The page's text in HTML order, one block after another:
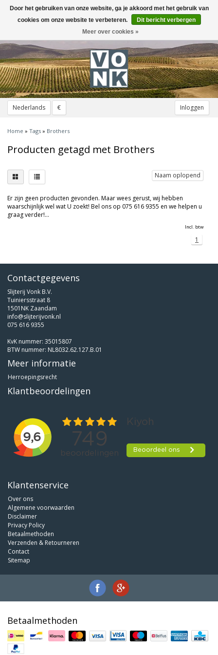
Nederlands € Inloggen
Toggle
navigation
Home » Tags » Brothers
Producten getagd met Brothers
Naam oplopend
Er zijn geen producten gevonden. Maar wees gerust, wij hebben
waarschijnlijk wel wat U zoekt! Bel ons op 075 616 9355 en we helpen u
graag verder!...
Incl. btw
1
Contactgegevens
Slijterij Vonk B.V.
Tuiniersstraat 8
1501NK Zaandam
info@slijterijvonk.nl
075 616 9355
KvK nummer: 35015807
BTW nummer: NL8032.62.127.B.01
Meer informatie
Herroepingsrecht
Klantbeoordelingen
Klantenservice
Over ons
Algemene voorwaarden
Disclaimer
Privacy Policy
Betaalmethoden
Verzenden & Retourneren
Contact
Sitemap
Betaalmethoden
Door het gebruiken van onze website, ga je akkoord met het gebruik van
cookies om onze website te verbeteren.
Dit bericht verbergen
Meer over cookies »